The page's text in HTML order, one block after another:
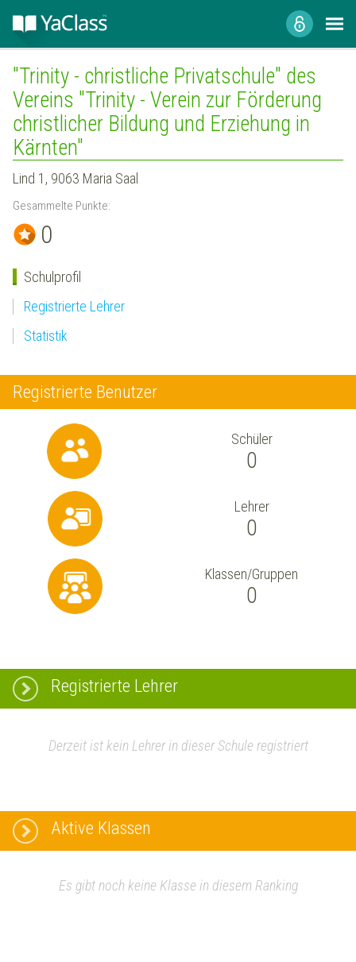
"Trinity - christliche Privatschule" des
Vereins "Trinity - Verein zur Förderung
christlicher Bildung und Erziehung in
Kärnten"
Lind 1, 9063 Maria Saal
Gesammelte Punkte:
0
Schulprofil
Registrierte Lehrer
Statistik
Registrierte Benutzer
Schüler
0
Lehrer
0
Klassen/Gruppen
0
Registrierte Lehrer
Derzeit ist kein Lehrer in dieser Schule registriert
Aktive Klassen
Es gibt noch keine Klasse in diesem Ranking